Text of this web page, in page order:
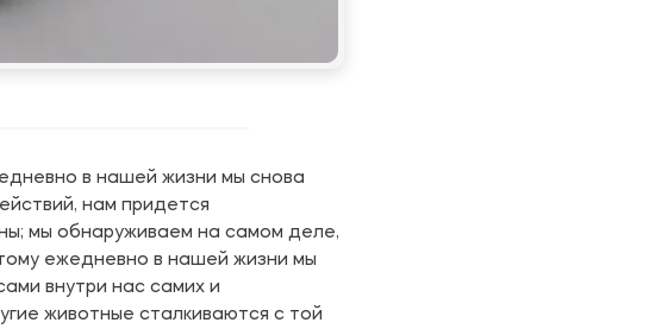
в нашей жизни мы снова
нам придется
мы обнаруживаем на самом деле,
ежедневно в нашей жизни мы
внутри нас самих и
животные сталкиваются с той